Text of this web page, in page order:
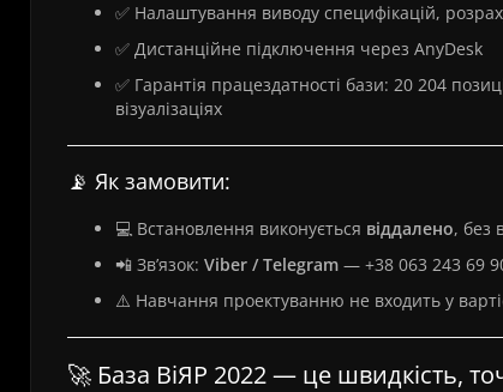
✅ Налаштування виводу специфікацій,
✅ Дистанційне підключення через AnyDesk
✅ Гарантія працездатності бази: 20 204
візуалізаціях
📡 Як замовити:
💻 Встановлення виконується віддалено, без
📲 Зв’язок: Viber / Telegram — +38 063 243 69
⚠️ Навчання проектуванню не входить у
🚀 База ВіЯР 2022 — це швидкість,